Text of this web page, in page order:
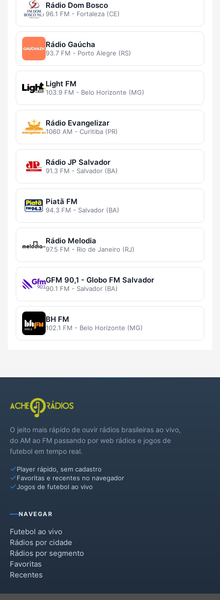
Rádio Dom Bosco
96.1 FM - Fortaleza (CE)
Rádio Gaúcha
93.7 FM - Porto Alegre (RS)
Light FM
103.9 FM - Belo Horizonte (MG)
Rádio Evangelizar
1060 AM - Curitiba (PR)
Rádio JP Salvador
91.3 FM - Salvador (BA)
Piatã FM
94.3 FM - Salvador (BA)
Rádio Melodia
97.5 FM - Rio de Janeiro (RJ)
GFM 90,1 - Globo FM Salvador
90.1 FM - Salvador (BA)
BH FM
102.1 FM - Belo Horizonte (MG)
O jeito mais rápido de ouvir rádios brasileiras ao vivo,
do AM ao FM passando por web rádios e jogos de
futebol em tempo real.
Player rápido, sem cadastro
Favoritas e recentes no navegador
Jogos de futebol ao vivo
NAVEGAR
Futebol ao vivo
Rádios por cidade
Rádios por segmento
Favoritas
Recentes